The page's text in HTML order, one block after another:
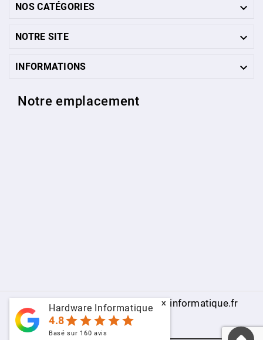
NOS CATÉGORIES 
NOTRE SITE 
INFORMATIONS 
Notre emplacement
© 2009 - 2026 - www.hardware-informatique.fr
Hardware Informatique
4.8starstarstarstarstar
Basé sur 160 avis
x